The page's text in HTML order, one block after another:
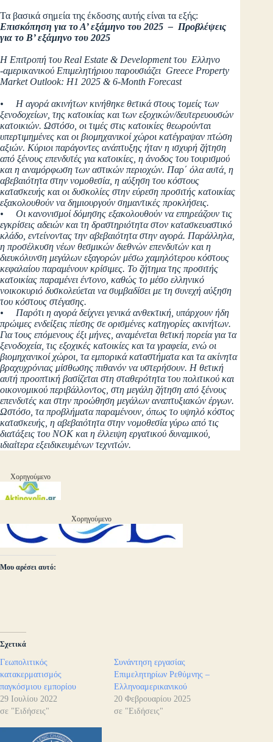
Τα βασικά σημεία της έκδοσης αυτής είναι τα εξής:
Επισκόπηση για το Α’ εξάμηνο του 2025 – Προβλέψεις
για το Β’ εξάμηνο του 2025
Η Επιτροπή του Real Estate & Development του Ελληνο
-αμερικανικού Επιμελητήριου παρουσιάζει Greece Property
MarketOutlook: H1 2025 & 6-Month Forecast
• Η αγορά ακινήτων κινήθηκε θετικά στους τομείς των
ξενοδοχείων, της κατοικίας και των εξοχικών/δευτερευουσών
κατοικιών. Ωστόσο, οι τιμές στις κατοικίες θεωρούνται
υπερτιμημένες και οι βιομηχανικοί χώροι κατέγραψαν πτώση
αξιών. Κύριοι παράγοντες ανάπτυξης ήταν η ισχυρή ζήτηση
από ξένους επενδυτές για κατοικίες, η άνοδος του τουρισμού
και η αναμόρφωση των αστικών περιοχών. Παρ΄ όλα αυτά, η
αβεβαιότητα στην νομοθεσία, η αύξηση του κόστους
κατασκευής και οι δυσκολίες στην εύρεση προσιτής κατοικίας
εξακολουθούν να δημιουργούν σημαντικές προκλήσεις.
• Οι κανονισμοί δόμησης εξακολουθούν να επηρεάζουν τις
εγκρίσεις αδειών και τη δραστηριότητα στον κατασκευαστικό
κλάδο, εντείνοντας την αβεβαιότητα στην αγορά. Παράλληλα,
η προσέλκυση νέων θεσμικών διεθνών επενδυτών και η
διευκόλυνση μεγάλων εξαγορών μέσω χαμηλότερου κόστους
κεφαλαίου παραμένουν κρίσιμες. Το ζήτημα της προσιτής
κατοικίας παραμένει έντονο, καθώς το μέσο ελληνικό
νοικοκυριό δυσκολεύεται να συμβαδίσει με τη συνεχή αύξηση
του κόστους στέγασης.
• Παρότι η αγορά δείχνει γενικά ανθεκτική, υπάρχουν ήδη
πρώιμες ενδείξεις πίεσης σε ορισμένες κατηγορίες ακινήτων.
Για τους επόμενους έξι μήνες, αναμένεται θετική πορεία για τα
ξενοδοχεία, τις εξοχικές κατοικίες και τα γραφεία, ενώ οι
βιομηχανικοί χώροι, τα εμπορικά καταστήματα και τα ακίνητα
βραχυχρόνιας μίσθωσης πιθανόν να υστερήσουν. Η θετική
αυτή προοπτική βασίζεται στη σταθερότητα του πολιτικού και
οικονομικού περιβάλλοντος, στη μεγάλη ζήτηση από ξένους
επενδυτές και στην προώθηση μεγάλων αναπτυξιακών έργων.
Ωστόσο, τα προβλήματα παραμένουν, όπως το υψηλό κόστος
κατασκευής, η αβεβαιότητα στην νομοθεσία γύρω από τις
διατάξεις του ΝΟΚ και η έλλειψη εργατικού δυναμικού,
ιδιαίτερα εξειδικευμένων τεχνιτών.
Χορηγούμενο
Χορηγούμενο
Μου αρέσει αυτό:
Σχετικά
Γεωπολιτικός
κατακερματισμός
παγκόσμιου εμπορίου
29 Ιουλίου 2022
σε "Ειδήσεις"
Συνάντηση εργασίας
Επιμελητηρίων Ρεθύμνης –
Ελληνοαμερικανικού
20 Φεβρουαρίου 2025
σε "Ειδήσεις"